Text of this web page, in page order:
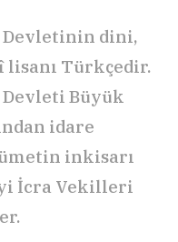
Devletinin dini,
lisanı Türkçedir.
Büyük
idare
inkisarı
İcra Vekilleri